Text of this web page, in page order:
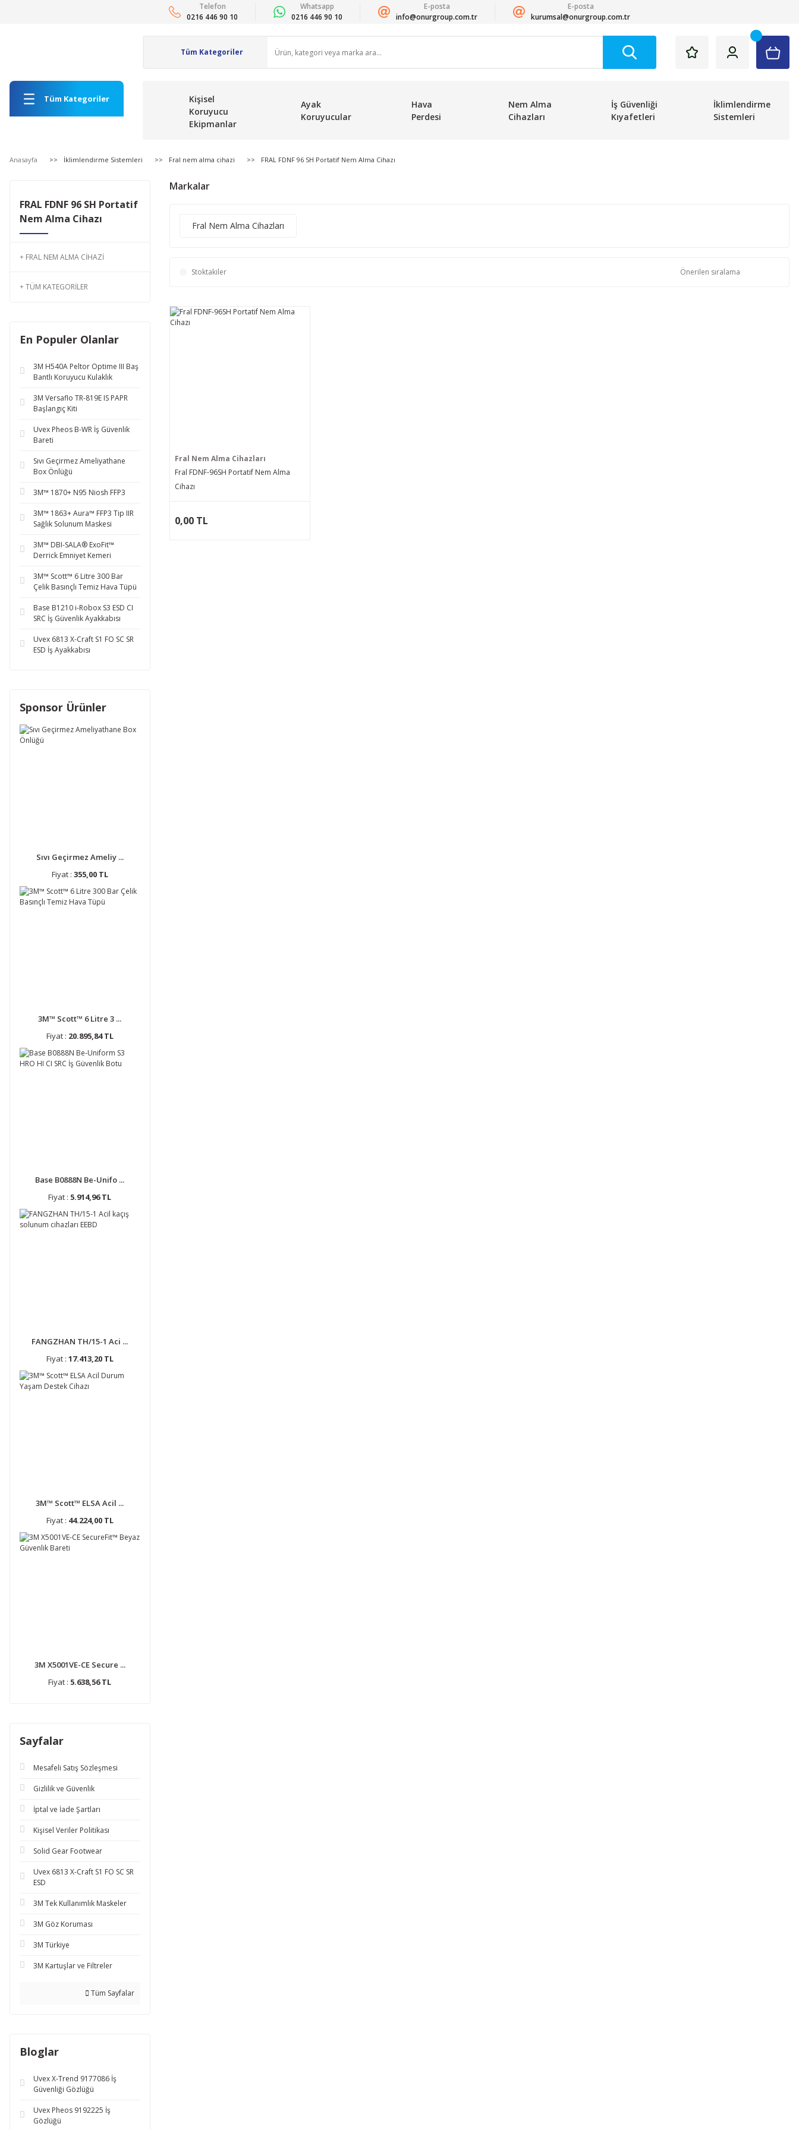
Telefon
0216 446 90 10
Whatsapp
0216 446 90 10
E-posta
info@onurgroup.com.tr
E-posta
kurumsal@onurgroup.com.tr
Tüm Kategoriler
Kişisel
Koruyucu
Ekipmanlar
Ayak
Koruyucular
Hava
Perdesi
Nem Alma
Cihazları
İş Güvenliği
Kıyafetleri
İklimlendirme
Sistemleri
Anasayfa İklimlendirme Sistemleri Fral nem alma cihazi FRAL FDNF 96 SH Portatif Nem Alma Cihazı
FRAL FDNF 96 SH Portatif
Nem Alma Cihazı
FRAL NEM ALMA CIHAZI
TÜM KATEGORILER
En Populer Olanlar
3M H540A Peltor Optime III Baş
Bantlı Koruyucu Kulaklık
3M Versaflo TR-819E IS PAPR
Başlangıç Kiti
Uvex Pheos B-WR İş Güvenlik
Bareti
Sıvı Geçirmez Ameliyathane
Box Önlüğü
3M™ 1870+ N95 Niosh FFP3
3M™ 1863+ Aura™ FFP3 Tip IIR
Sağlık Solunum Maskesi
3M™ DBI-SALA® ExoFit™
Derrick Emniyet Kemeri
3M™ Scott™ 6 Litre 300 Bar
Çelik Basınçlı Temiz Hava Tüpü
Base B1210 i-Robox S3 ESD CI
SRC İş Güvenlik Ayakkabısı
Uvex 6813 X-Craft S1 FO SC SR
ESD İş Ayakkabısı
Sponsor Ürünler
Sıvı Geçirmez Ameliy ...
Fiyat : 355,00 TL
3M™ Scott™ 6 Litre 3 ...
Fiyat : 20.895,84 TL
Base B0888N Be-Unifo ...
Fiyat : 5.914,96 TL
FANGZHAN TH/15-1 Aci ...
Fiyat : 17.413,20 TL
3M™ Scott™ ELSA Acil ...
Fiyat : 44.224,00 TL
3M X5001VE-CE Secure ...
Fiyat : 5.638,56 TL
Sayfalar
Mesafeli Satış Sözleşmesi
Gizlilik ve Güvenlik
İptal ve İade Şartları
Kişisel Veriler Politikası
Solid Gear Footwear
Uvex 6813 X-Craft S1 FO SC SR
ESD
3M Tek Kullanımlık Maskeler
3M Göz Koruması
3M Türkiye
3M Kartuşlar ve Filtreler
Tüm Sayfalar
Bloglar
Uvex X-Trend 9177086 İş
Güvenliği Gözlüğü
Uvex Pheos 9192225 İş
Gözlüğü
Markalar
Fral Nem Alma Cihazları
Stoktakiler
Fral Nem Alma Cihazları
Fral FDNF-96SH Portatif Nem Alma
Cihazı
0,00 TL